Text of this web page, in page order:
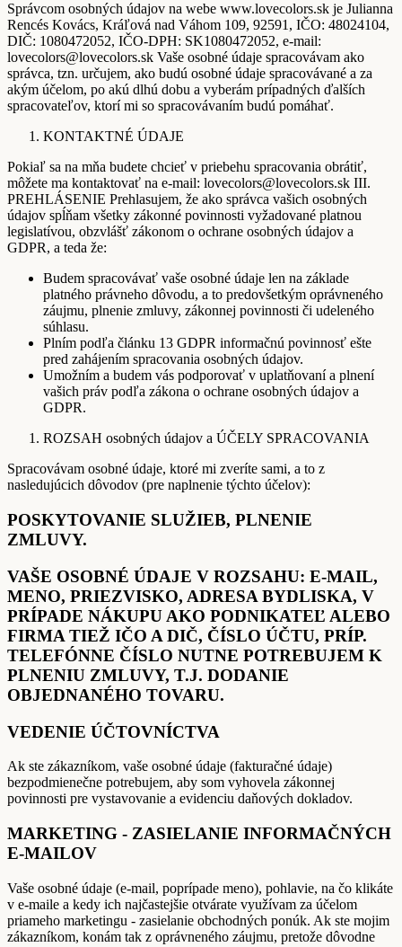
Správcom osobných údajov na webe www.lovecolors.sk je Julianna
Rencés Kovács, Kráľová nad Váhom 109, 92591, IČO: 48024104,
DIČ: 1080472052, IČO-DPH: SK1080472052, e-mail:
lovecolors@lovecolors.sk Vaše osobné údaje spracovávam ako
správca, tzn. určujem, ako budú osobné údaje spracovávané a za
akým účelom, po akú dlhú dobu a vyberám prípadných ďalších
spracovateľov, ktorí mi so spracovávaním budú pomáhať.
KONTAKTNÉ ÚDAJE
Pokiaľ sa na mňa budete chcieť v priebehu spracovania obrátiť,
môžete ma kontaktovať na e-mail: lovecolors@lovecolors.sk III.
PREHLÁSENIE Prehlasujem, že ako správca vašich osobných
údajov spĺňam všetky zákonné povinnosti vyžadované platnou
legislatívou, obzvlášť zákonom o ochrane osobných údajov a
GDPR, a teda že:
Budem spracovávať vaše osobné údaje len na základe
platného právneho dôvodu, a to predovšetkým oprávneného
záujmu, plnenie zmluvy, zákonnej povinnosti či udeleného
súhlasu.
Plním podľa článku 13 GDPR informačnú povinnosť ešte
pred zahájením spracovania osobných údajov.
Umožním a budem vás podporovať v uplatňovaní a plnení
vašich práv podľa zákona o ochrane osobných údajov a
GDPR.
ROZSAH osobných údajov a ÚČELY SPRACOVANIA
Spracovávam osobné údaje, ktoré mi zveríte sami, a to z
nasledujúcich dôvodov (pre naplnenie týchto účelov):
POSKYTOVANIE SLUŽIEB, PLNENIE
ZMLUVY.
VAŠE OSOBNÉ ÚDAJE V ROZSAHU: E-MAIL,
MENO, PRIEZVISKO, ADRESA BYDLISKA, V
PRÍPADE NÁKUPU AKO PODNIKATEĽ ALEBO
FIRMA TIEŽ IČO A DIČ, ČÍSLO ÚČTU, PRÍP.
TELEFÓNNE ČÍSLO NUTNE POTREBUJEM K
PLNENIU ZMLUVY, T.J. DODANIE
OBJEDNANÉHO TOVARU.
VEDENIE ÚČTOVNÍCTVA
Ak ste zákazníkom, vaše osobné údaje (fakturačné údaje)
bezpodmienečne potrebujem, aby som vyhovela zákonnej
povinnosti pre vystavovanie a evidenciu daňových dokladov.
MARKETING - ZASIELANIE INFORMAČNÝCH
E-MAILOV
Vaše osobné údaje (e-mail, poprípade meno), pohlavie, na čo klikáte
v e-maile a kedy ich najčastejšie otvárate využívam za účelom
priameho marketingu - zasielanie obchodných ponúk. Ak ste mojim
zákazníkom, konám tak z oprávneného záujmu, pretože dôvodne